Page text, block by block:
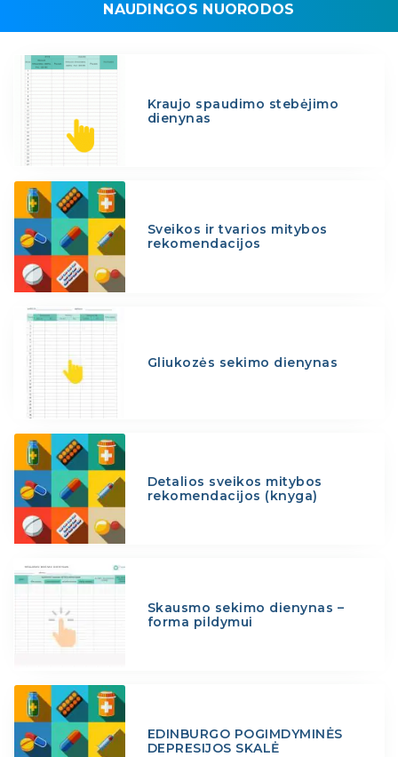
NAUDINGOS NUORODOS
Kraujo spaudimo stebėjimo
dienynas
Sveikos ir tvarios mitybos
rekomendacijos
Gliukozės sekimo dienynas
Detalios sveikos mitybos
rekomendacijos (knyga)
Skausmo sekimo dienynas –
forma pildymui
EDINBURGO POGIMDYMINĖS
DEPRESIJOS SKALĖ